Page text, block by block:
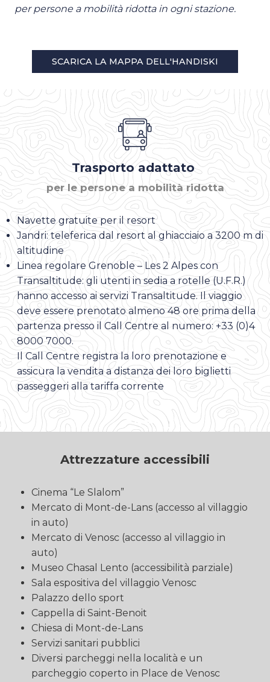
per persone a mobilità ridotta in ogni stazione.
SCARICA LA MAPPA DELL'HANDISKI
Trasporto adattato
per le persone a mobilità ridotta
Navette gratuite per il resort
Jandri: teleferica dal resort al ghiacciaio a 3200 m di
altitudine
Linea regolare Grenoble – Les 2 Alpes con
Transaltitude: gli utenti in sedia a rotelle (U.F.R.)
hanno accesso ai servizi Transaltitude. Il viaggio
deve essere prenotato almeno 48 ore prima della
partenza presso il Call Centre al numero: +33 (0)4
8000 7000.
Il Call Centre registra la loro prenotazione e
assicura la vendita a distanza dei loro biglietti
passeggeri alla tariffa corrente
Attrezzature accessibili
Cinema “Le Slalom”
Mercato di Mont-de-Lans (accesso al villaggio
in auto)
Mercato di Venosc (accesso al villaggio in
auto)
Museo Chasal Lento (accessibilità parziale)
Sala espositiva del villaggio Venosc
Palazzo dello sport
Cappella di Saint-Benoit
Chiesa di Mont-de-Lans
Servizi sanitari pubblici
Diversi parcheggi nella località e un
parcheggio coperto in Place de Venosc